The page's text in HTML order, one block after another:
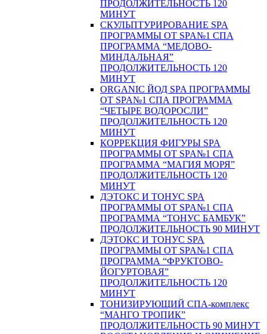
ПРОДОЛЖИТЕЛЬНОСТЬ 120
МИНУТ
СКУЛЬПТУРИРОВАНИЕ SPA
ПРОГРАММЫ ОТ SPA№1 СПА
ПРОГРАММА “МЕДОВО-
МИНДАЛЬНАЯ”
ПРОДОЛЖИТЕЛЬНОСТЬ 120
МИНУТ
ORGANIC ЙОД SPA ПРОГРАММЫ
ОТ SPA№1 СПА ПРОГРАММА
“ЧЕТЫРЕ ВОДОРОСЛИ”
ПРОДОЛЖИТЕЛЬНОСТЬ 120
МИНУТ
КОРРЕКЦИЯ ФИГУРЫ SPA
ПРОГРАММЫ ОТ SPA№1 СПА
ПРОГРАММА “МАГИЯ МОРЯ”
ПРОДОЛЖИТЕЛЬНОСТЬ 120
МИНУТ
ДЭТОКС И ТОНУС SPA
ПРОГРАММЫ ОТ SPA№1 СПА
ПРОГРАММА “ТОНУС БАМБУК”
ПРОДОЛЖИТЕЛЬНОСТЬ 90 МИНУТ
ДЭТОКС И ТОНУС SPA
ПРОГРАММЫ ОТ SPA№1 СПА
ПРОГРАММА “ФРУКТОВО-
ЙОГУРТОВАЯ”
ПРОДОЛЖИТЕЛЬНОСТЬ 120
МИНУТ
ТОНИЗИРУЮЩИЙ СПА-комплекс
“МАНГО ТРОПИК”
ПРОДОЛЖИТЕЛЬНОСТЬ 90 МИНУТ